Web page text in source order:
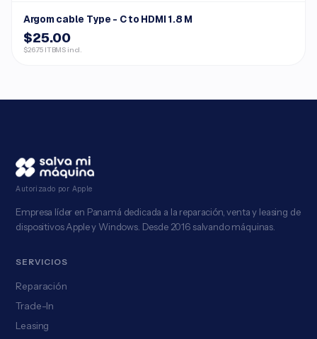
Argom cable Type - C to HDMI 1.8 M
$25.00
$26.75 ITBMS incl.
Autorizado por Apple
Empresa líder en Panamá dedicada a la reparación, venta y leasing de
dispositivos Apple y Windows. Desde 2016 salvando máquinas.
SERVICIOS
Reparación
Trade-In
Leasing